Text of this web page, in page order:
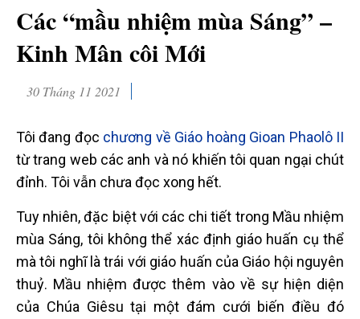
Các “mầu nhiệm mùa Sáng” –
Kinh Mân côi Mới
30 Tháng 11 2021
Tôi đang đọc chương về Giáo hoàng Gioan Phaolô II
từ trang web các anh và nó khiến tôi quan ngại chút
đỉnh. Tôi vẫn chưa đọc xong hết.
Tuy nhiên, đặc biệt với các chi tiết trong Mầu nhiệm
mùa Sáng, tôi không thể xác định giáo huấn cụ thể
mà tôi nghĩ là trái với giáo huấn của Giáo hội nguyên
thuỷ. Mầu nhiệm được thêm vào về sự hiện diện
của Chúa Giêsu tại một đám cưới biến điều đó